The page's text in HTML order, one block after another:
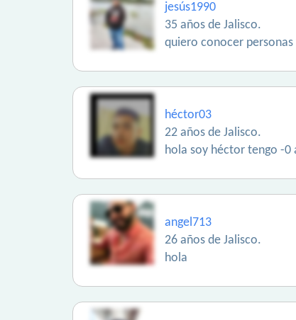
jesús1990
35 años de Jalisco.
quiero conocer
héctor03
22 años de Jalisco.
hola soy héctor tengo -0
angel713
26 años de Jalisco.
hola